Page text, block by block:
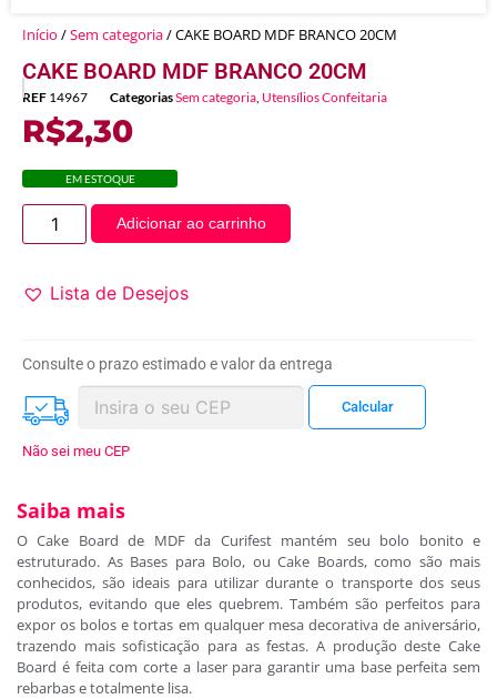
Início /Sem categoria/ CAKE BOARD MDF BRANCO 20CM
CAKE BOARD MDF BRANCO 20CM
REF 14967 CategoriasSem categoria, Utensílios Confeitaria
R$2,30
EM ESTOQUE
Adicionar ao carrinho
Lista de Desejos
Consulte o prazo estimado e valor da entrega
Não sei meu CEP
Saiba mais
O Cake Board de MDF da Curifest mantém seu bolo bonito e
estruturado. As Bases para Bolo, ou Cake Boards, como são mais
conhecidos, são ideais para utilizar durante o transporte dos seus
produtos, evitando que eles quebrem. Também são perfeitos para
expor os bolos e tortas em qualquer mesa decorativa de aniversário,
trazendo mais sofisticação para as festas. A produção deste Cake
Board é feita com corte a laser para garantir uma base perfeita sem
rebarbas e totalmente lisa.